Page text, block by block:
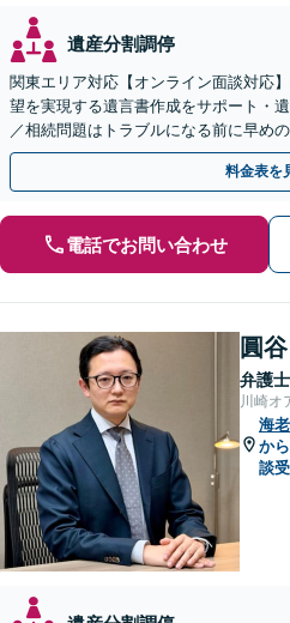
遺産分割調停
関東エリア対応【オンライン面談対応
望を実現する遺言書作成をサポート・
／相続問題はトラブルになる前に早め
分割協議の経験多数【完全個室】
料金表を
電話でお問い合わせ
圓
弁護士
川崎オ
海
か
談